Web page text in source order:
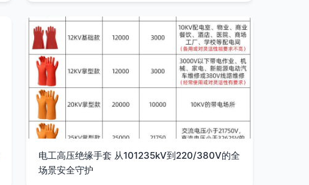
电工高压绝缘手套 从101235kV到220/380V的全
场景安全守护